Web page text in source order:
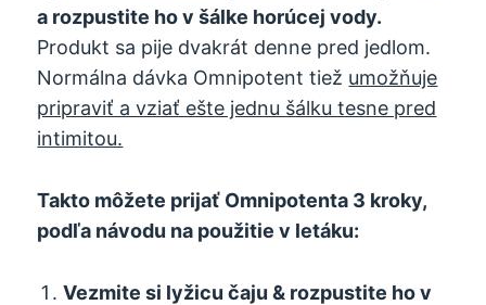
a rozpustite ho v šálke horúcej vody.
Produkt sa pije dvakrát denne pred jedlom.
Normálna dávka Omnipotent tiež umožňuje
pripraviť a vziať ešte jednu šálku tesne pred
intimitou.
Takto môžete prijať Omnipotenta 3 kroky,
podľa návodu na použitie v letáku:
Vezmite si lyžicu čaju & rozpustite ho v